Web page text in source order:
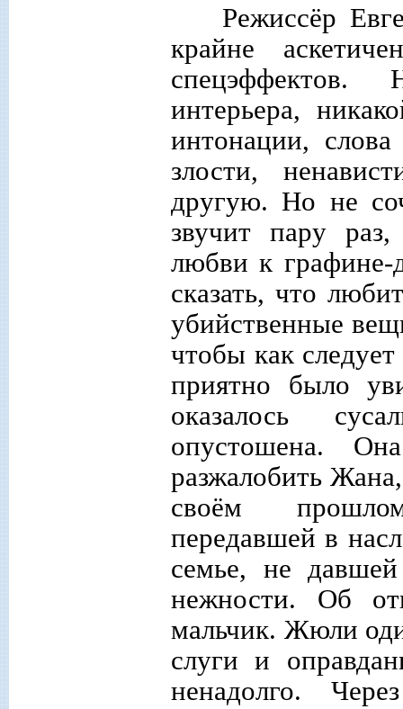
Режиссёр
крайне
спецэффектов.
интерьера,
интонации,
злости,
другую. Но не
звучит пару
любви к
сказать, что
убийственные
чтобы как
приятно было
оказалось
опустошена.
разжалобить
своём
передавшей в
семье, не
нежности. Об
мальчик. Жюли
слуги и
ненадолго.